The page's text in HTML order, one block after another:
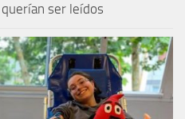
ser leídos